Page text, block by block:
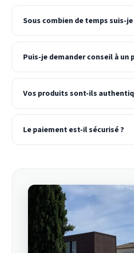
Sous combien de temps suis-
Puis-je demander conseil à un
Vos produits sont-ils
Le paiement est-il sécurisé ?